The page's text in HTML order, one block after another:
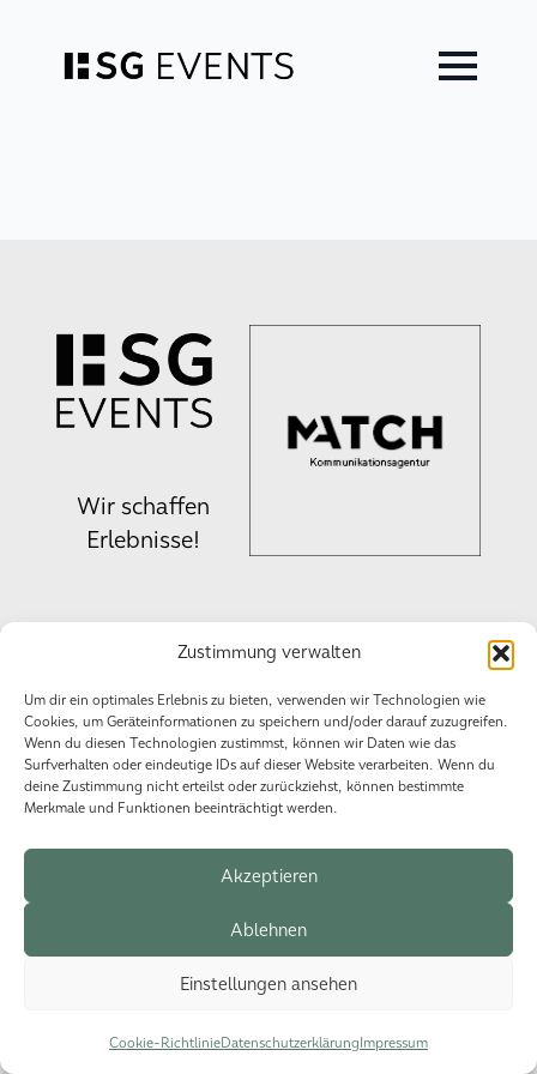
Zustimmung verwalten
Um dir ein optimales Erlebnis zu bieten, verwenden wir Technologien wie
Cookies, um Geräteinformationen zu speichern und/oder darauf zuzugreifen.
Wenn du diesen Technologien zustimmst, können wir Daten wie das
Surfverhalten oder eindeutige IDs auf dieser Website verarbeiten. Wenn du
deine Zustimmung nicht erteilst oder zurückziehst, können bestimmte
Merkmale und Funktionen beeinträchtigt werden.
Akzeptieren
Ablehnen
Einstellungen ansehen
Cookie-RichtlinieDatenschutzerklärung Impressum
springen
Wir schaffen
Erlebnisse!
© 2026 HSG Events.